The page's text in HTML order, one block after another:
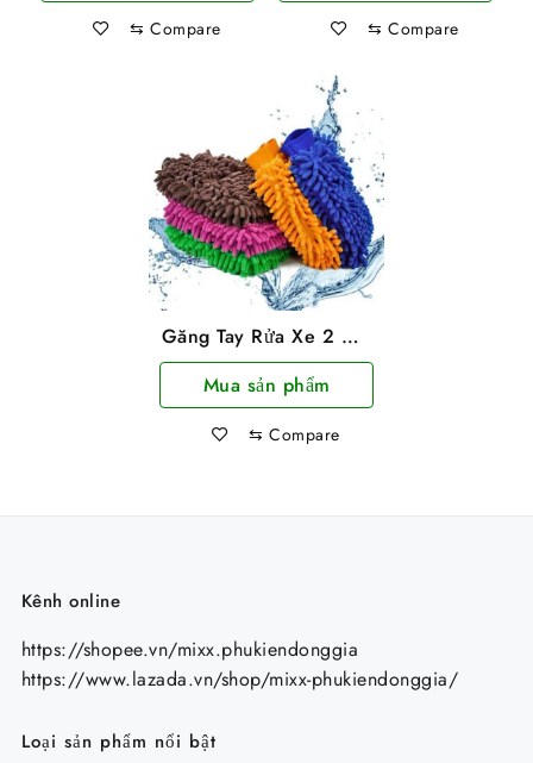
⇆ Compare ⇆ Compare
Găng Tay Rửa Xe 2 Mặt
San Hô Loại Dày
Chuyên Dụng Vệ Sinh
ô Tô, Xe Máy, Xe Hơi,
Xe Tải, Kính, Đồ Gỗ
Mua sản phẩm
⇆ Compare
Kênh online
https://shopee.vn/mixx.phukiendonggia
https://www.lazada.vn/shop/mixx-phukiendonggia/
Loại sản phẩm nổi bật